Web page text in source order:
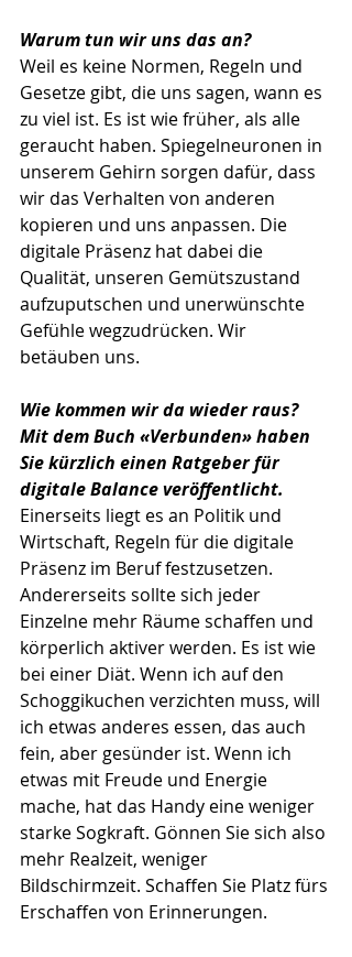
Warum tun wir uns das an?
Weil es keine Normen, Regeln und
Gesetze gibt, die uns sagen, wann es
zu viel ist. Es ist wie früher, als alle
geraucht haben. Spiegelneuronen in
unserem Gehirn sorgen dafür, dass
wir das Verhalten von anderen
kopieren und uns anpassen. Die
digitale Präsenz hat dabei die
Qualität, unseren Gemütszustand
aufzuputschen und unerwünschte
Gefühle wegzudrücken. Wir
betäuben uns.
Wie kommen wir da wieder raus?
Mit dem Buch «Verbunden» haben
Sie kürzlich einen Ratgeber für
digitale Balance veröffentlicht.
Einerseits liegt es an Politik und
Wirtschaft, Regeln für die digitale
Präsenz im Beruf festzusetzen.
Andererseits sollte sich jeder
Einzelne mehr Räume schaffen und
körperlich aktiver werden. Es ist wie
bei einer Diät. Wenn ich auf den
Schoggikuchen verzichten muss, will
ich etwas anderes essen, das auch
fein, aber gesünder ist. Wenn ich
etwas mit Freude und Energie
mache, hat das Handy eine weniger
starke Sogkraft. Gönnen Sie sich also
mehr Realzeit, weniger
Bildschirmzeit. Schaffen Sie Platz fürs
Erschaffen von Erinnerungen.